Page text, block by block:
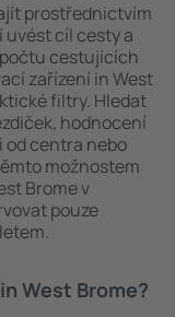
prostřednictvím
cíl cesty a
cestujících
zařízení in West
filtry. Hledat
hodnocení
centra nebo
možnostem
Brome v
pouze
West Brome?